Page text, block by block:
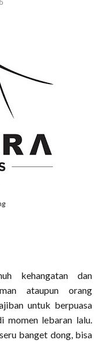
kehangatan dan
ataupun orang
untuk berpuasa
momen lebaran lalu.
banget dong, bisa